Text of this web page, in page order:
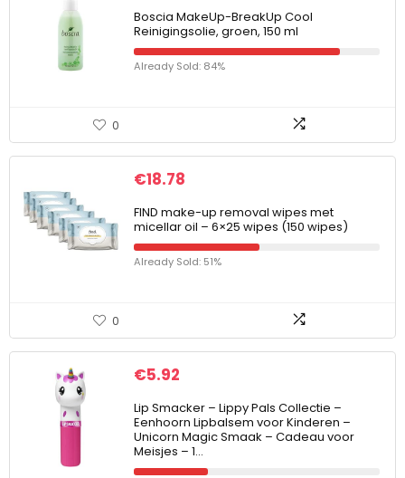
Boscia MakeUp-BreakUp Cool
Reinigingsolie, groen, 150 ml
Already Sold: 84%
0
€18.78
FIND make-up removal wipes met
micellar oil – 6×25 wipes (150 wipes)
Already Sold: 51%
0
€5.92
Lip Smacker – Lippy Pals Collectie –
Eenhoorn Lipbalsem voor Kinderen –
Unicorn Magic Smaak – Cadeau voor
Meisjes – 1…